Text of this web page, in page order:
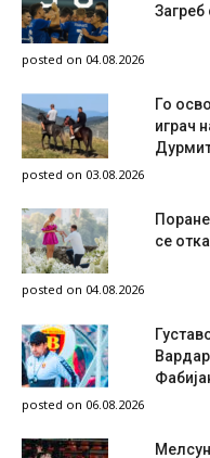
Загреб
posted on 04.08.2026
Го
играч
posted on 03.08.2026
се
posted on 04.08.2026
Вардар
posted on 06.08.2026